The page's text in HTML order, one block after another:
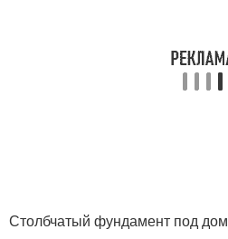
Столбчатый фундамент под дом